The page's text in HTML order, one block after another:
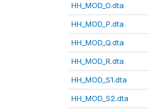
HH_MOD_O.dta
HH_MOD_P.dta
HH_MOD_Q.dta
HH_MOD_R.dta
HH_MOD_S1.dta
HH_MOD_S2.dta